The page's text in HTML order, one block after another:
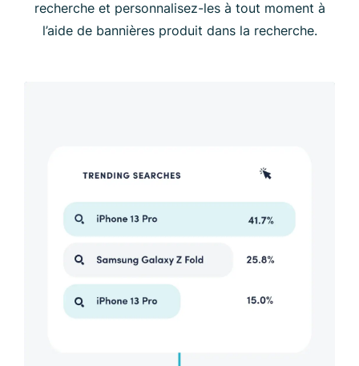
recherche et personnalisez-les à tout moment à
l’aide de bannières produit dans la recherche.